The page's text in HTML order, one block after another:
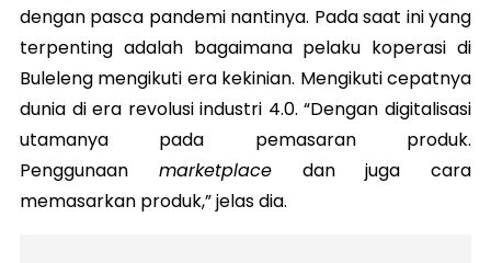
dengan pasca pandemi nantinya. Pada saat ini yang
terpenting adalah bagaimana pelaku koperasi di
Buleleng mengikuti era kekinian. Mengikuti cepatnya
dunia di era revolusi industri 4.0. “Dengan digitalisasi
utamanya pada pemasaran produk.
Penggunaan marketplacedan juga cara
memasarkan produk,” jelas dia.